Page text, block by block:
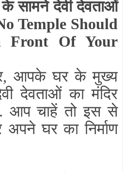
के सामने देवी देवताओं
Temple Should
Front Of Your
आपके घर के मुख्य
देवताओं का मंदिर
आप चाहें तो इस से
अपने घर का निर्माण